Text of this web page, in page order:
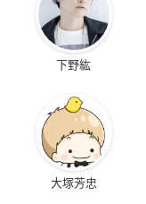
下野紘
大塚芳忠